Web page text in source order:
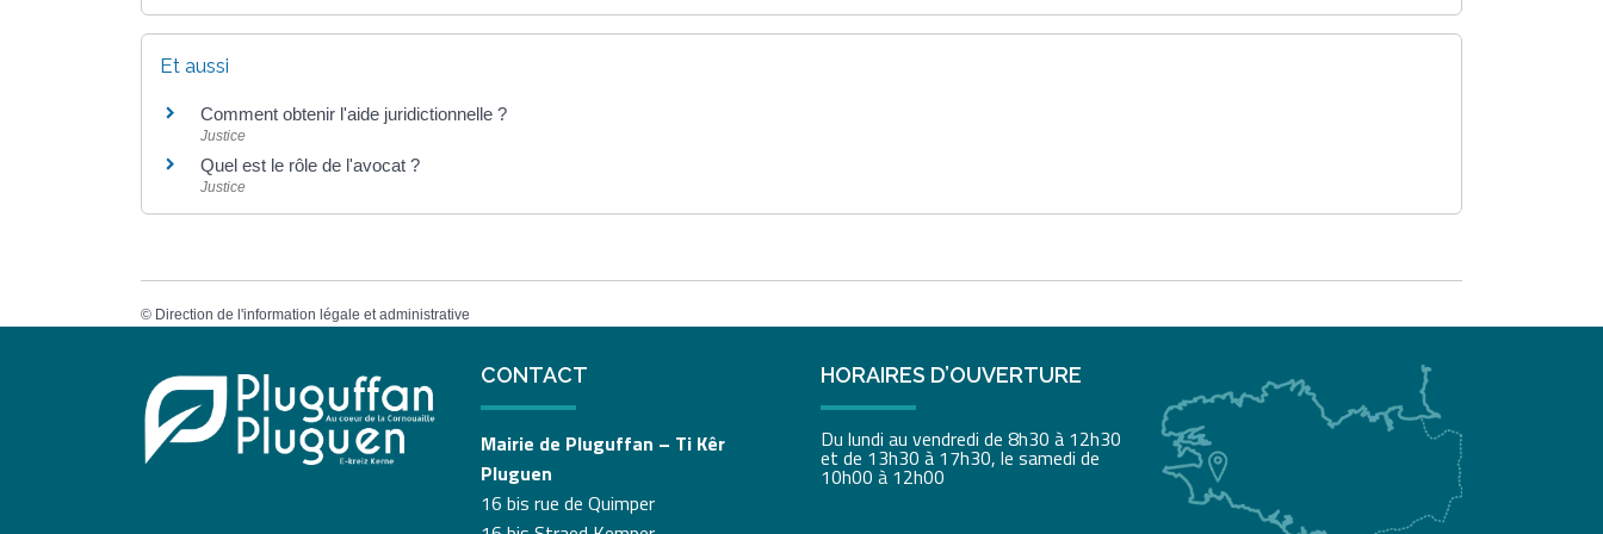
Et aussi
Comment obtenir l'aide juridictionnelle ?
Justice
Quel est le rôle de l'avocat ?
Justice
© Direction de l'information légale et administrative
CONTACT
Mairie de Pluguffan – Ti Kêr
Pluguen
16 bis rue de Quimper
HORAIRES D’OUVERTURE
Du lundi au vendredi de 8h30 à 12h30
et de 13h30 à 17h30, le samedi de
10h00 à 12h00